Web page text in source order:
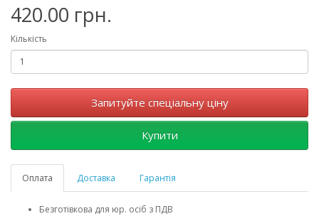
420.00 грн.
Кількість
Запитуйте спеціальну ціну
Купити
Оплата Доставка Гарантія
Безготівкова для юр. осіб з ПДВ